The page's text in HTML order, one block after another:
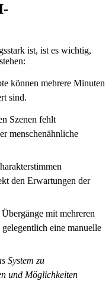
ist, ist es wichtig,
können mehrere Minuten
sind.
Szenen fehlt
menschenähnliche
den Erwartungen der
mit mehreren
eine manuelle
System zu
und Möglichkeiten